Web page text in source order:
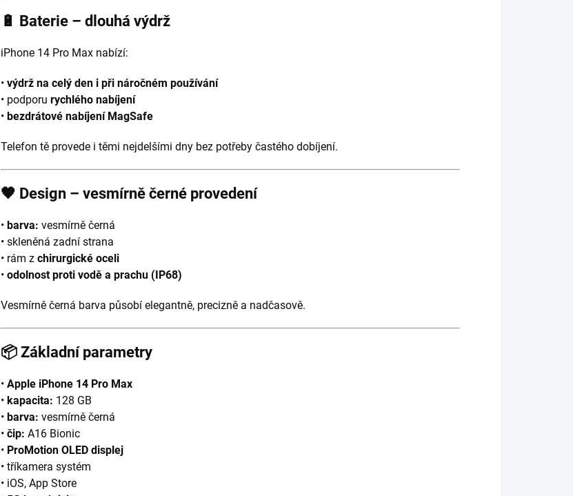
🔋 Baterie – dlouhá výdrž
iPhone 14 Pro Max nabízí:
• výdrž na celý den i při náročném používání
• podporu rychlého nabíjení
• bezdrátové nabíjení MagSafe
Telefon tě provede i těmi nejdelšími dny bez potřeby častého dobíjení.
🖤 Design – vesmírně černé provedení
• barva: vesmírně černá
• skleněná zadní strana
• rám z chirurgické oceli
• odolnost proti vodě a prachu (IP68)
Vesmírně černá barva působí elegantně, precizně a nadčasově.
📦 Základní parametry
• Apple iPhone 14 Pro Max
• kapacita: 128 GB
• barva: vesmírně černá
• čip: A16 Bionic
• ProMotion OLED displej
• tříkamera systém
• iOS, App Store